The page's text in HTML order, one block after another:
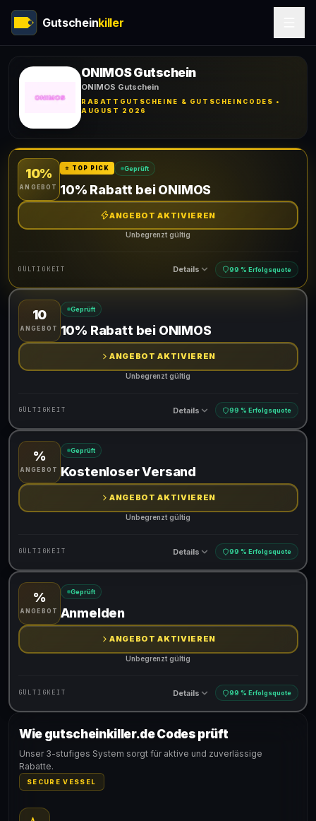
Gutscheinkiller
ONIMOS Gutschein
ONIMOS Gutschein
RABATTGUTSCHEINE & GUTSCHEINCODES •
AUGUST 2026
10%
ANGEBOT
⭐ TOP PICK Geprüft
10% Rabatt bei ONIMOS
ANGEBOT AKTIVIEREN
Unbegrenzt gültig
GÜLTIGKEIT Details 99 % Erfolgsquote
Gültig für teilnehmende Produkte
10
ANGEBOT
Geprüft
10% Rabatt bei ONIMOS
ANGEBOT AKTIVIEREN
Unbegrenzt gültig
GÜLTIGKEIT Details 99 % Erfolgsquote
Gültig für teilnehmende Produkte
%
ANGEBOT
Geprüft
Kostenloser Versand
ANGEBOT AKTIVIEREN
Unbegrenzt gültig
GÜLTIGKEIT Details 99 % Erfolgsquote
Gültig für teilnehmende Produkte
%
ANGEBOT
Geprüft
Anmelden
ANGEBOT AKTIVIEREN
Unbegrenzt gültig
GÜLTIGKEIT Details 99 % Erfolgsquote
Gültig für teilnehmende Produkte
Wie gutscheinkiller.de Codes prüft
Unser 3-stufiges System sorgt für aktive und zuverlässige
Rabatte.
SECURE VESSEL